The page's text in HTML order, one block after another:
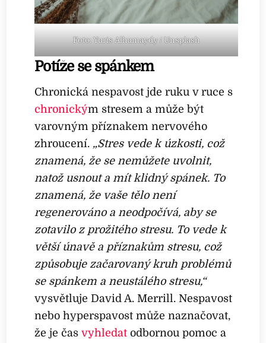
Foto: Yuris Alhumaydy / Unsplash
Potíže se spánkem
Chronická nespavost jde ruku v ruce s
chronickým stresem a může být
varovným příznakem nervového
zhroucení. „Stres vede k úzkosti, což
znamená, že se nemůžete uvolnit,
natož usnout a mít klidný spánek. To
znamená, že vaše tělo není
regenerováno a neodpočívá, aby se
zotavilo z prožitého stresu. To vede k
větší únavě a příznakům stresu, což
způsobuje začarovaný kruh problémů
se spánkem a neustálého stresu,“
vysvětluje David A. Merrill. Nespavost
nebo hyperspavost může naznačovat,
že je časvyhledat odbornou pomoc a